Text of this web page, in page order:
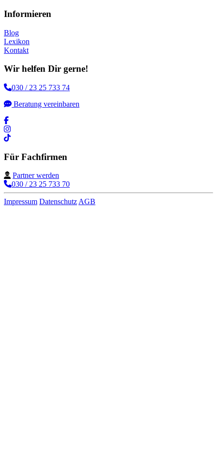
Informieren
Blog
Lexikon
Kontakt
Wir helfen Dir gerne!
030 / 23 25 733 74
Beratung vereinbaren
Für Fachfirmen
Partner werden
030 / 23 25 733 70
Impressum DatenschutzAGB